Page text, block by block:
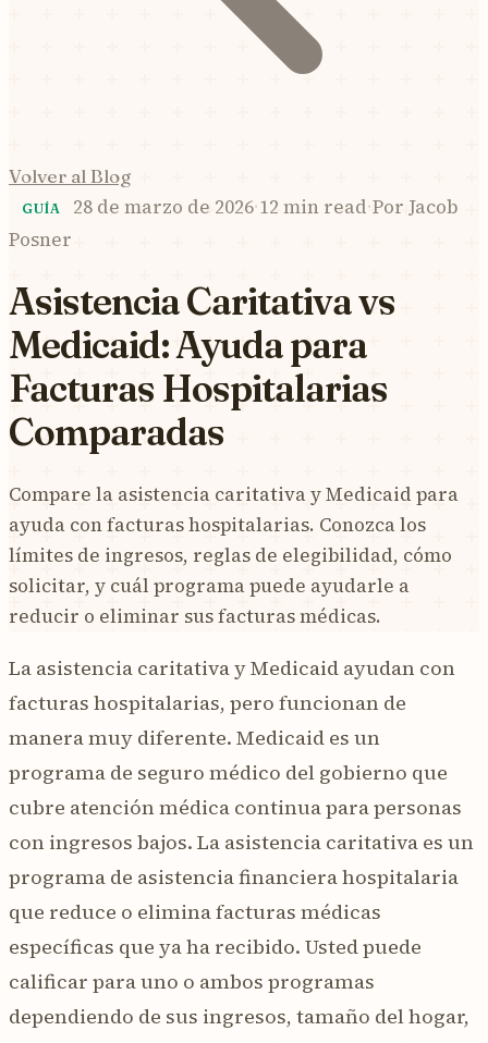
Volver al Blog
GUÍA 28 de marzo de 2026·12 min read·Por Jacob
Posner
Asistencia Caritativa vs
Medicaid: Ayuda para
Facturas Hospitalarias
Comparadas
Compare la asistencia caritativa y Medicaid para
ayuda con facturas hospitalarias. Conozca los
límites de ingresos, reglas de elegibilidad, cómo
solicitar, y cuál programa puede ayudarle a
reducir o eliminar sus facturas médicas.
La asistencia caritativa y Medicaid ayudan con
facturas hospitalarias, pero funcionan de
manera muy diferente. Medicaid es un
programa de seguro médico del gobierno que
cubre atención médica continua para personas
con ingresos bajos. La asistencia caritativa es un
programa de asistencia financiera hospitalaria
que reduce o elimina facturas médicas
específicas que ya ha recibido. Usted puede
calificar para uno o ambos programas
dependiendo de sus ingresos, tamaño del hogar,